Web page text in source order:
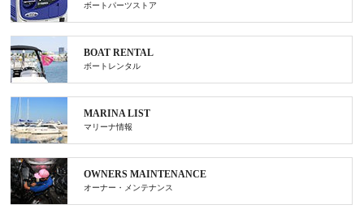
ボートパーツストア
BOAT RENTAL
ボートレンタル
MARINA LIST
マリーナ情報
OWNERS MAINTENANCE
オーナー・メンテナンス